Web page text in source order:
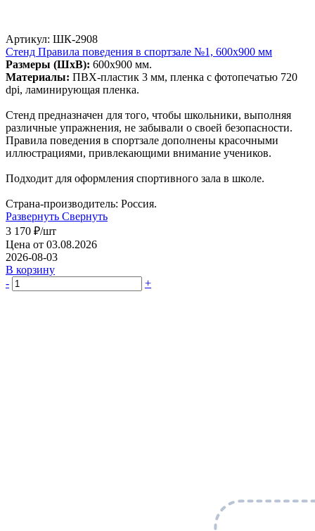
Артикул: ШК-2908
Стенд Правила поведения в спортзале №1, 600х900 мм
Размеры (ШхВ): 600х900 мм.
Материалы: ПВХ-пластик 3 мм, пленка с фотопечатью 720
dpi, ламинирующая пленка.
Стенд предназначен для того, чтобы школьники, выполняя
различные упражнения, не забывали о своей безопасности.
Правила поведения в спортзале дополнены красочными
иллюстрациями, привлекающими внимание учеников.
Подходит для оформления спортивного зала в школе.
Страна-производитель: Россия.
Развернуть Свернуть
3 170 ₽/шт
Цена от 03.08.2026
2026-08-03
В корзину
-
+